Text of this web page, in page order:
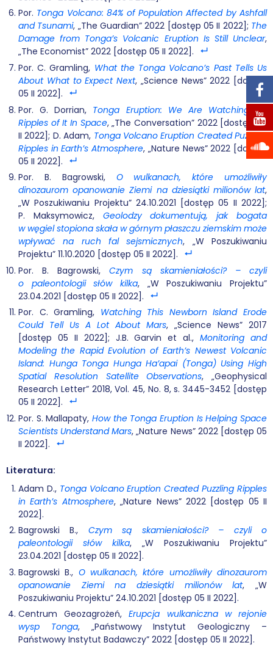
Por. Tonga Volcano: 84% of Population Affected by Ashfall
and Tsunami, „The Guardian” 2022 [dostęp 05 II 2022]; The
Damage from Tonga’s Volcanic Eruption Is Still Unclear,
„The Economist” 2022 [dostęp 05 II 2022].
Por. C. Gramling, What the Tonga Volcano’s Past Tells Us
About What to Expect Next, „Science News” 2022 [dostęp
05 II 2022].
Por. G. Dorrian, Tonga Eruption: We Are Watching for
Ripples of It In Space, „The Conversation” 2022 [dostęp 05
II 2022]; D. Adam, Tonga Volcano Eruption Created Puzzling
Ripples in Earth’s Atmosphere, „Nature News” 2022 [dostęp
05 II 2022].
Por. B. Bagrowski, O wulkanach, które umożliwiły
dinozaurom opanowanie Ziemi na dziesiątki milionów lat,
„W Poszukiwaniu Projektu” 24.10.2021 [dostęp 05 II 2022];
P. Maksymowicz, Geolodzy dokumentują, jak bogata
w węgiel stopiona skała w górnym płaszczu ziemskim może
wpływać na ruch fal sejsmicznych, „W Poszukiwaniu
Projektu” 11.10.2020 [dostęp 05 II 2022].
Por. B. Bagrowski,Czym są skamieniałości? – czyli
o paleontologii słów kilka, „W Poszukiwaniu Projektu”
23.04.2021 [dostęp 05 II 2022].
Por. C. Gramling, Watching This Newborn Island Erode
Could Tell Us A Lot About Mars, „Science News” 2017
[dostęp 05 II 2022]; J.B. Garvin et al.,Monitoring and
Modeling the Rapid Evolution of Earth’s Newest Volcanic
Island: Hunga Tonga Hunga Ha’apai (Tonga) Using High
Spatial Resolution Satellite Observations, „Geophysical
Research Letter” 2018, Vol. 45, No. 8, s. 3445-3452 [dostęp
05 II 2022].
Por. S. Mallapaty, How the Tonga Eruption Is Helping Space
Scientists Understand Mars, „Nature News” 2022 [dostęp 05
II 2022].
Literatura:
Adam D., Tonga Volcano Eruption Created Puzzling Ripples
in Earth’s Atmosphere, „Nature News” 2022 [dostęp 05 II
2022].
Bagrowski B., Czym są skamieniałości? – czyli o
paleontologii słów kilka, „W Poszukiwaniu Projektu”
23.04.2021 [dostęp 05 II 2022].
Bagrowski B., O wulkanach, które umożliwiły dinozaurom
opanowanie Ziemi na dziesiątki milionów lat, „W
Poszukiwaniu Projektu” 24.10.2021 [dostęp 05 II 2022].
Centrum Geozagrożeń,Erupcja wulkaniczna w rejonie
wysp Tonga, „Państwowy Instytut Geologiczny –
Państwowy Instytut Badawczy” 2022 [dostęp 05 II 2022].